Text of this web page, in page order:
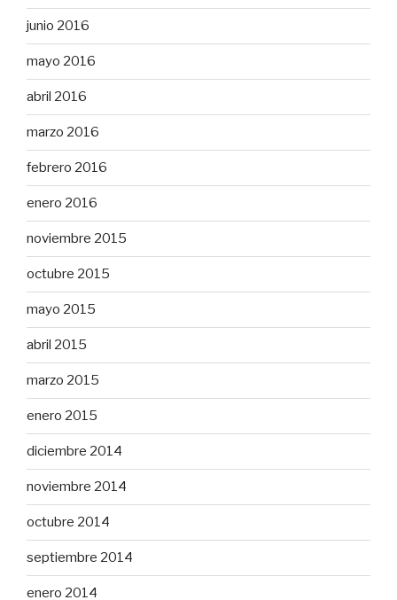
junio 2016
mayo 2016
abril 2016
marzo 2016
febrero 2016
enero 2016
noviembre 2015
octubre 2015
mayo 2015
abril 2015
marzo 2015
enero 2015
diciembre 2014
noviembre 2014
octubre 2014
septiembre 2014
enero 2014